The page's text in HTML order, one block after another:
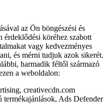
az Ön böngészési és
érdeklődési köréhez szabott
vagy kedvezményes
és mérni tudjuk azok sikerét.
harmadik féltől származó
a weboldalon:
creativecdn.com
Ads Defender